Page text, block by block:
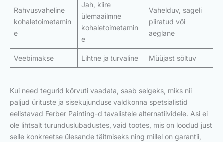
Rahvusvaheline
kohaletoimetamin
e
Jah, kiire
ülemaailmne
kohaletoimetamin
e
Vahelduv, sageli
piiratud või
aeglane
Veebimakse Lihtne ja turvaline Müüjast sõltuv
Kui need tegurid kõrvuti vaadata, saab selgeks, miks nii
paljud ürituste ja sisekujunduse valdkonna spetsialistid
eelistavad Ferber Painting-d tavalistele alternatiividele. Asi ei
ole lihtsalt turunduslubadustes, vaid tootes, mis on loodud just
selle konkreetse ülesande täitmiseks ning millel on garantii,